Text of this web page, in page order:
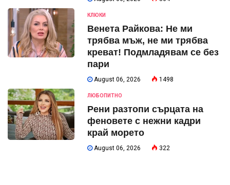
КЛЮКИ
Венета Райкова: Не ми
трябва мъж, не ми трябва
креват! Подмладявам се без
пари
August 06, 2026 1498
ЛЮБОПИТНО
Рени разтопи сърцата на
феновете с нежни кадри
край морето
August 06, 2026 322